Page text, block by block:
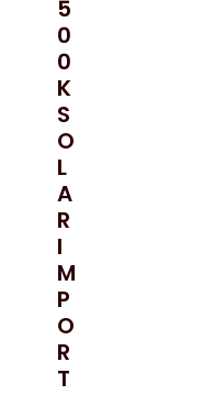
5
0
0
K
S
O
L
A
R
I
M
P
O
R
T